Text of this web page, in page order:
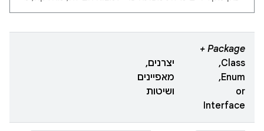
Package +
Class,
Enum,
or
Interface
יצרנים,
מאפיינים
ושיטות